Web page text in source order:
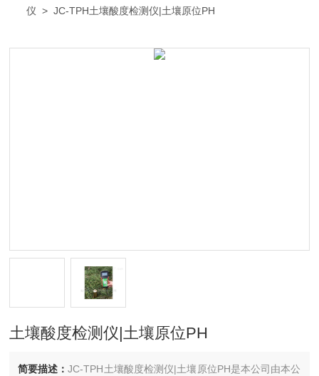
仪 > JC-TPH土壤酸度检测仪|土壤原位PH
土壤酸度检测仪|土壤原位PH
简要描述：JC-TPH土壤酸度检测仪|土壤原位PH是本公司由本公